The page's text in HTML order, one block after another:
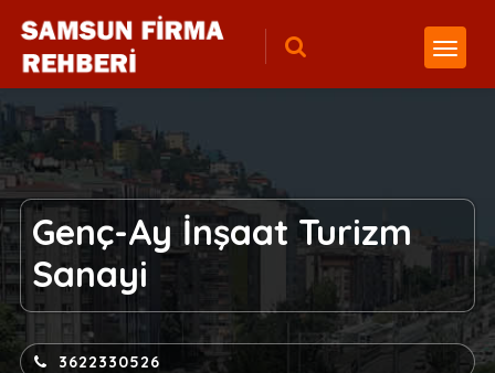
Genç-Ay İnşaat Turizm
Sanayi
3622330526